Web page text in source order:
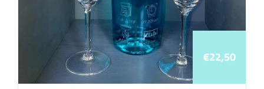
€22,50